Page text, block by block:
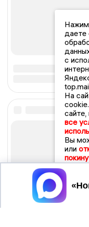
даете
с
На
все
Вы
или